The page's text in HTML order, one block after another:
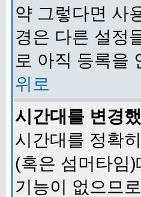
약 그렇다면 사
경은 다른 설정
로 아직 등록을
위로
시간대를 변경
시간대를 정확
(혹은 섬머타임
기능이 없으므